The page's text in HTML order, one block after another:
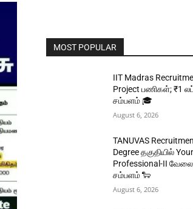
MOST POPULAR
IIT Madras
Project பணிகள்; ₹1
சம்பளம் 🎓
August 6, 2026
TANUVAS
Degree தகுதியில்
Professional-II
சம்பளம் 🐑
August 6, 2026